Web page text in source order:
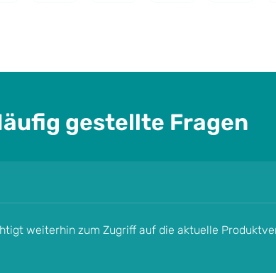
gestellte Fragen
weiterhin zum Zugriff auf die aktuelle